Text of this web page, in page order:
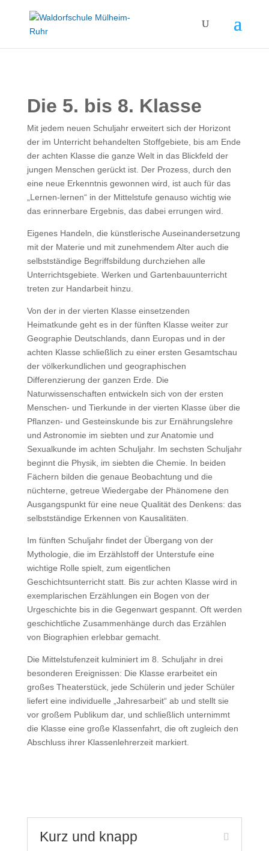
Die 5. bis 8. Klasse
Mit jedem neuen Schuljahr erweitert sich der Horizont
der im Unterricht behandelten Stoffgebiete, bis am Ende
der achten Klasse die ganze Welt in das Blickfeld der
jungen Menschen gerückt ist. Der Prozess, durch den
eine neue Erkenntnis gewonnen wird, ist auch für das
„Lernen-lernen“ in der Mittelstufe genauso wichtig wie
das erinnerbare Ergebnis, das dabei errungen wird.
Eigenes Handeln, die künstlerische Auseinandersetzung
mit der Materie und mit zunehmendem Alter auch die
selbstständige Begriffsbildung durchziehen alle
Unterrichtsgebiete. Werken und Gartenbauunterricht
treten zur Handarbeit hinzu.
Von der in der vierten Klasse einsetzenden
Heimatkunde geht es in der fünften Klasse weiter zur
Geographie Deutschlands, dann Europas und in der
achten Klasse schließlich zu einer ersten Gesamtschau
der völkerkundlichen und geographischen
Differenzierung der ganzen Erde. Die
Naturwissenschaften entwickeln sich von der ersten
Menschen- und Tierkunde in der vierten Klasse über die
Pflanzen- und Gesteinskunde bis zur Ernährungslehre
und Astronomie im siebten und zur Anatomie und
Sexualkunde im achten Schuljahr. Im sechsten Schuljahr
beginnt die Physik, im siebten die Chemie. In beiden
Fächern bilden die genaue Beobachtung und die
nüchterne, getreue Wiedergabe der Phänomene den
Ausgangspunkt für eine neue Qualität des Denkens: das
selbstständige Erkennen von Kausalitäten.
Im fünften Schuljahr findet der Übergang von der
Mythologie, die im Erzählstoff der Unterstufe eine
wichtige Rolle spielt, zum eigentlichen
Geschichtsunterricht statt. Bis zur achten Klasse wird in
exemplarischen Erzählungen ein Bogen von der
Urgeschichte bis in die Gegenwart gespannt. Oft werden
geschichtliche Zusammenhänge durch das Erzählen
von Biographien erlebbar gemacht.
Die Mittelstufenzeit kulminiert im 8. Schuljahr in drei
besonderen Ereignissen: Die Klasse erarbeitet ein
großes Theaterstück, jede Schülerin und jeder Schüler
liefert eine individuelle „Jahresarbeit“ ab und stellt sie
vor großem Publikum dar, und schließlich unternimmt
die Klasse eine große Klassenfahrt, die oft zugleich den
Abschluss ihrer Klassenlehrerzeit markiert.
Kurz und knapp